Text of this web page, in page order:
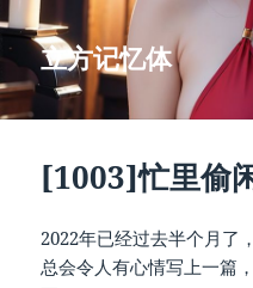
立方记忆体
[1003]忙里偷
2022年已经过去半个月了
总会令人有心情写上一篇